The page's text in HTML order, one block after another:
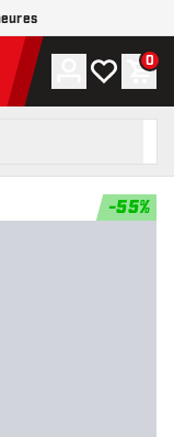
Compte
Ma liste0
-55%